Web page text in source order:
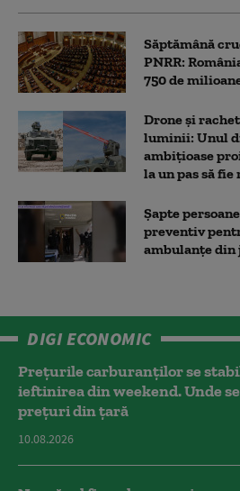
Săptămână
PNRR:
750 de
Drone și
luminii: Unul
ambițioase
la un pas să
Șapte
preventiv
ambulanțe din
DIGI ECONOMIC
Prețurile carburanților se
ieftinirea din weekend. Unde
prețuri din țară
10.08.2026